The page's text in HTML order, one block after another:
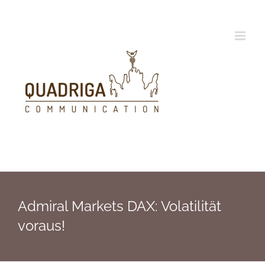
Admiral Markets DAX: Volatilität
voraus!